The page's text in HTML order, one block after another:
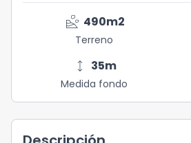
landslide 490m2
Terreno
height 35m
Medida fondo